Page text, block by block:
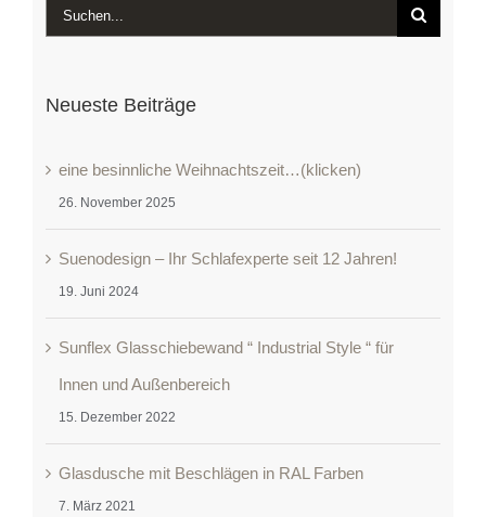
Suche
Neueste Beiträge
eine besinnliche Weihnachtszeit…(klicken)
26. November 2025
Suenodesign – Ihr Schlafexperte seit 12 Jahren!
19. Juni 2024
Sunflex Glasschiebewand “ Industrial Style “ für
Innen und Außenbereich
15. Dezember 2022
Glasdusche mit Beschlägen in RAL Farben
7. März 2021